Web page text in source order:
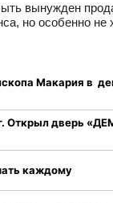
вынужден
но особенно не
Макария в
Открыл дверь
каждому